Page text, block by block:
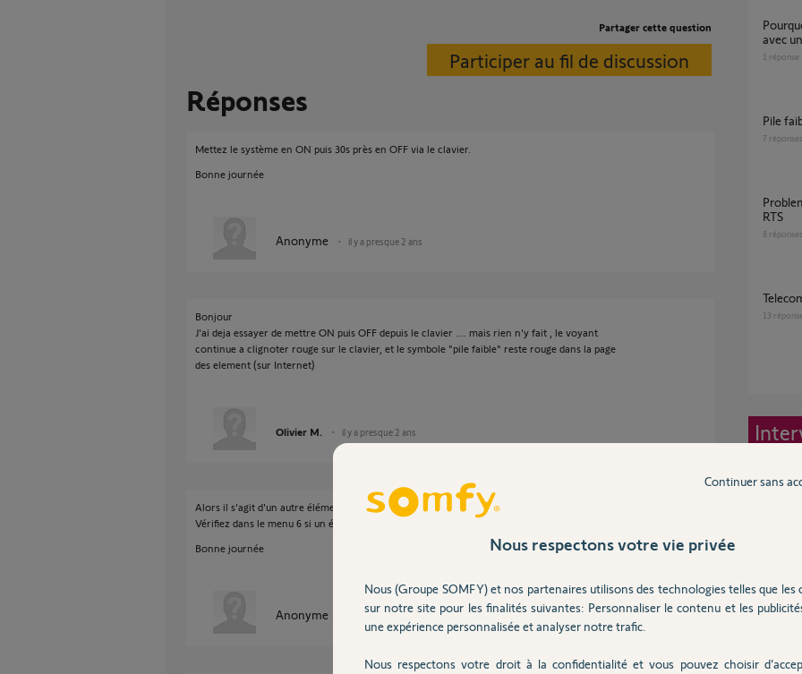
Partager cette question
Participer au fil de discussion
Réponses
Mettez le système en ON puis 30s près en OFF via le clavier.
Bonne journée
Anonyme il y a presque 2 ans
Bonjour
J'ai deja essayer de mettre ON puis OFF depuis le clavier .... mais rien n'y fait , le voyant
continue a clignoter rouge sur le clavier, et le symbole "pile faible" reste rouge dans la page
des element (sur Internet)
Olivier M. il y a presque 2 ans
Alors il s'agit d'un autre élément.
Vérifiez dans le menu 6 si un élément n'est pas en défaut.
Bonne journée
Anonyme il y a presque 2 ans
Pourquoi la barre palpeuse ne s'éclaire plus
avec
1 réponse
Pile
7 réponses
Probleme emetteur barre palpeuse Rollixo
RTS
8 réponses
13
Nous respectons votre vie privée
Nous (Groupe SOMFY) et nos partenaires utilisons des technologies telles que les
sur notre site pour les finalités suivantes: Personnaliser le contenu et les
une expérience personnalisée et analyser notre trafic.
Nous respectons votre droit à la confidentialité et vous pouvez choisir
Continuer sans